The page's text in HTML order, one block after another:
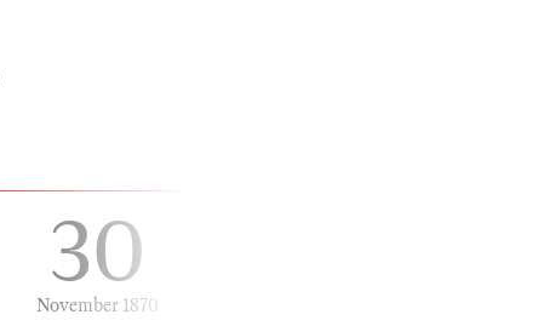
30
November 1870